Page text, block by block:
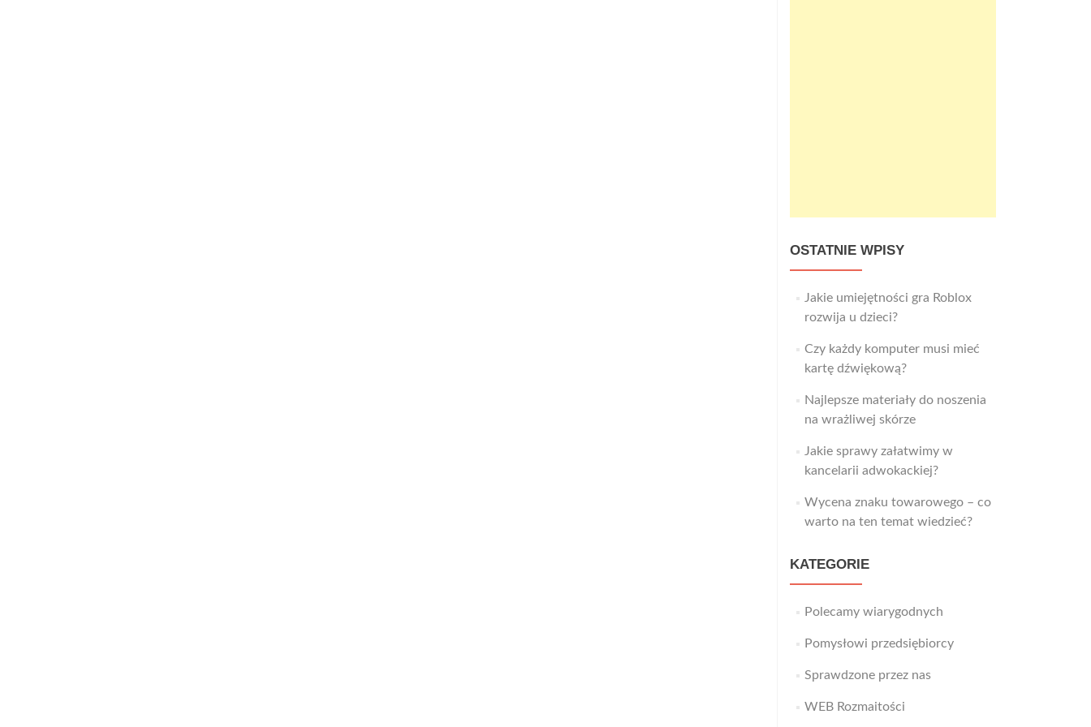
OSTATNIE WPISY
Jakie umiejętności gra Roblox
rozwija u dzieci?
Czy każdy komputer musi mieć
kartę dźwiękową?
Najlepsze materiały do noszenia
na wrażliwej skórze
Jakie sprawy załatwimy w
kancelarii adwokackiej?
Wycena znaku towarowego – co
warto na ten temat wiedzieć?
KATEGORIE
Polecamy wiarygodnych
Pomysłowi przedsiębiorcy
Sprawdzone przez nas
WEB Rozmaitości